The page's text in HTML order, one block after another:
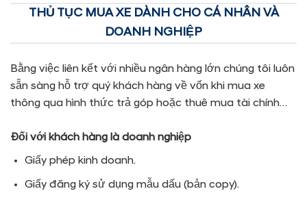
THỦ TỤC MUA XE DÀNH CHO CÁ NHÂN VÀ
DOANH NGHIỆP
Bằng việc liên kết với nhiều ngân hàng lớn chúng tôi luôn
sẵn sàng hỗ trợ quý khách hàng về vốn khi mua xe
thông qua hình thức trả góp hoặc thuê mua tài chính…
Đối với khách hàng là doanh nghiệp
Giấy phép kinh doanh.
Giấy đăng ký sử dụng mẫu dấu (bản copy).